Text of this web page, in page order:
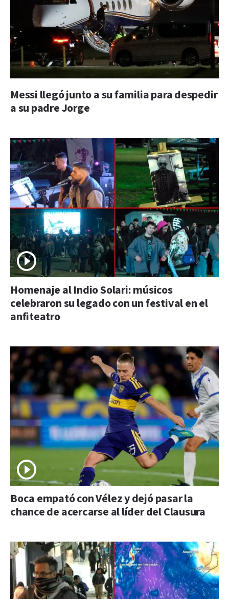
Messi llegó junto a su familia para despedir
a su padre Jorge
Homenaje al Indio Solari: músicos
celebraron su legado con un festival en el
anfiteatro
Boca empató con Vélez y dejó pasar la
chance de acercarse al líder del Clausura